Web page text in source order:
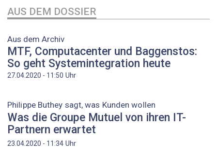
AUS DEM DOSSIER
Aus dem Archiv
MTF, Computacenter und Baggenstos:
So geht Systemintegration heute
27.04.2020 - 11:50 Uhr
Philippe Buthey sagt, was Kunden wollen
Was die Groupe Mutuel von ihren IT-
Partnern erwartet
23.04.2020 - 11:34 Uhr